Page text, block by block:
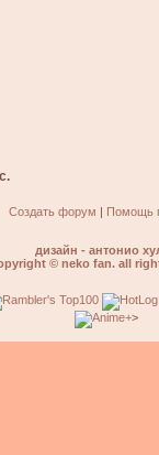
Создать форум | Помощь
дизайн - антонио
© neko fan. all
>